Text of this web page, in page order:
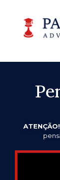
ATENÇÃO!